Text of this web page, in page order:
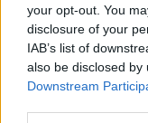
your opt-out. You
disclosure of your
IAB’s list of
also be disclosed
Downstream
využití na
Teplárna podle
zatím v malém
tím má zatím jiné